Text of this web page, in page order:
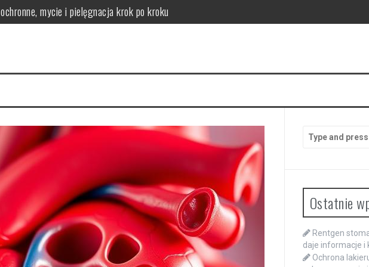
mycie i pielęgnacja krok po kroku
zagrożenie zdrowotne
objawy, rehabilitacja
daje informacje i kiedy wykonuje się RTG zębów
for:
Ostatnie
Rentgen
daje informacje i
Ochrona